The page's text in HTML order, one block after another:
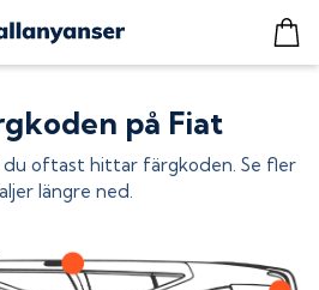
på Fiat
du oftast hittar färgkoden. Se fler
längre ned.